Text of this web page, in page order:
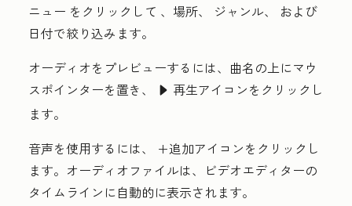
ニュー をクリックして 、場所、 ジャンル、 および
日付で絞り込みます。
オーディオをプレビューするには、曲名の上にマウ
スポインターを置き、
playerPlayIcon 再生アイコンをクリックし
ます。
音声を使用するには、 +追加アイコンをクリックし
ます。オーディオファイルは、ビデオエディターの
タイムラインに自動的に表示されます。